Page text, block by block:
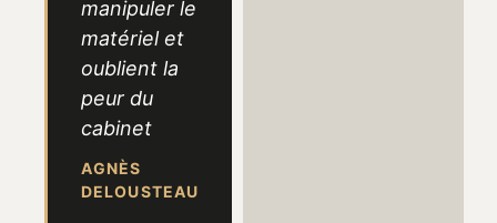
manipuler le
matériel et
oublient la
peur du
cabinet
AGNÈS
DELOUSTEAU